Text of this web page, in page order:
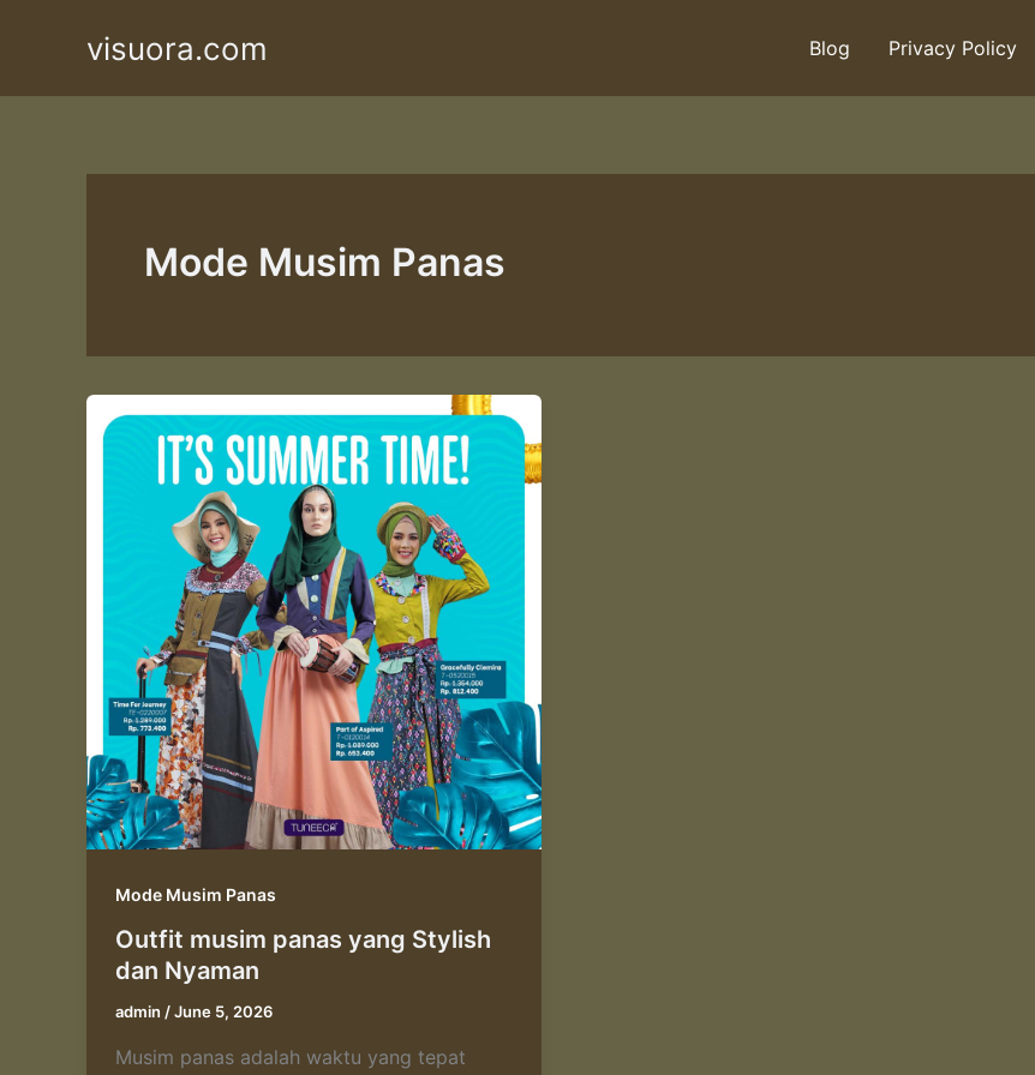
visuora.com Blog Privacy Policy
Mode Musim Panas
Mode Musim Panas
Outfit musim panas yang Stylish
dan Nyaman
admin /June 5, 2026
Musim panas adalah waktu yang tepat